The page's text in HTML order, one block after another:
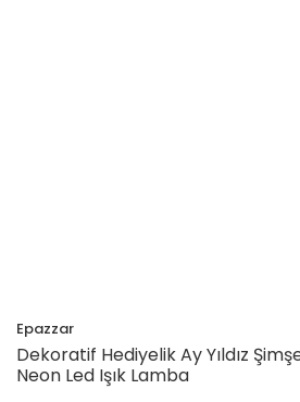
Epazzar
Dekoratif Hediyelik Ay Yıldız
Neon Led Işık Lamba